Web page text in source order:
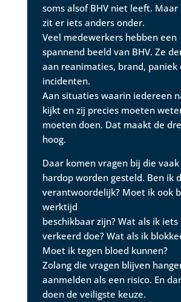
soms alsof BHV niet leeft. Maar
zit er iets anders onder.
Veel medewerkers hebben een
spannend beeld van BHV. Ze
aan reanimaties, brand, paniek
incidenten.
Aan situaties waarin iedereen
kijkt en zij precies moeten
moeten doen. Dat maakt de
hoog.
Daar komen vragen bij die
hardop worden gesteld. Ben ik
verantwoordelijk? Moet ik ook
werktijd
beschikbaar zijn? Wat als ik iets
verkeerd doe? Wat als ik
Moet ik tegen bloed kunnen?
Zolang die vragen blijven
aanmelden als een risico. En
doen de veiligste keuze.